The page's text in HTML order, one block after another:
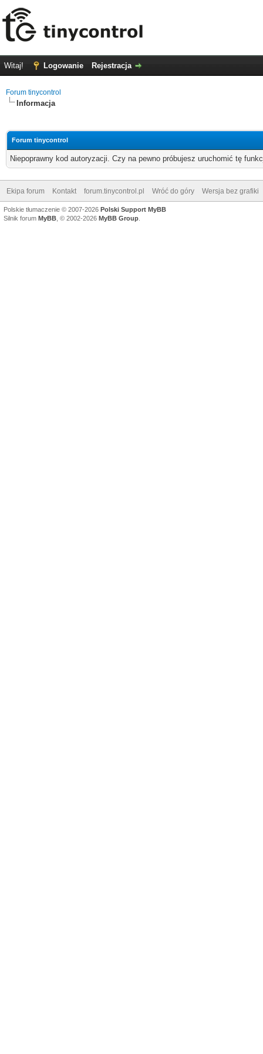
Witaj! Logowanie Rejestracja
Forum tinycontrol
Informacja
Forum tinycontrol
Niepoprawny kod autoryzacji. Czy na pewno próbujesz uruchomić tę
Ekipa forum Kontakt forum.tinycontrol.pl Wróć do góry Wersja bez grafiki
Polskie tłumaczenie © 2007-2026 Polski Support MyBB
Silnik forum MyBB , © 2002-2026 MyBB Group